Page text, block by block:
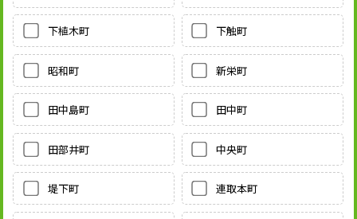
下植木町 下触町
昭和町 新栄町
田中島町 田中町
田部井町 中央町
堤下町 連取本町